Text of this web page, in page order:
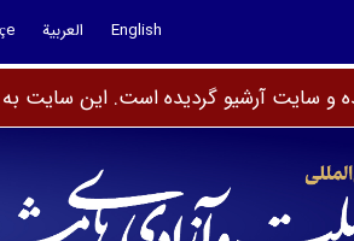
English العربية
و سایت آرشیو گردیده است. این سایت